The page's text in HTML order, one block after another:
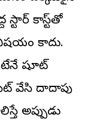
స్టార్ కాస్ట్‌తో
కాదు.
షూట్
వేసి దాదాపు
అప్పుడు